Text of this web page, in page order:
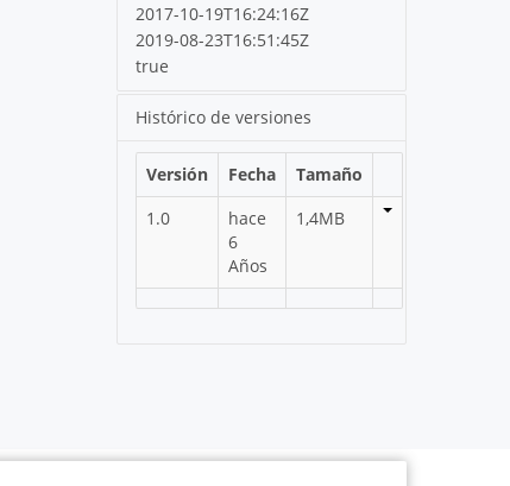
2017-10-19T16:24:16Z
2019-08-23T16:51:45Z
true
Histórico de versiones
Versión Fecha
Tamaño
1.0
hace
6
Años
1,4MB